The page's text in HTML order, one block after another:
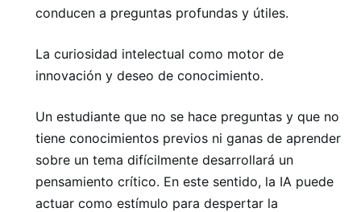
conducen a preguntas profundas y útiles.
La curiosidad intelectual como motor de
innovación y deseo de conocimiento.
Un estudiante que no se hace preguntas y que no
tiene conocimientos previos ni ganas de aprender
sobre un tema difícilmente desarrollará un
pensamiento crítico. En este sentido, la IA puede
actuar como estímulo para despertar la